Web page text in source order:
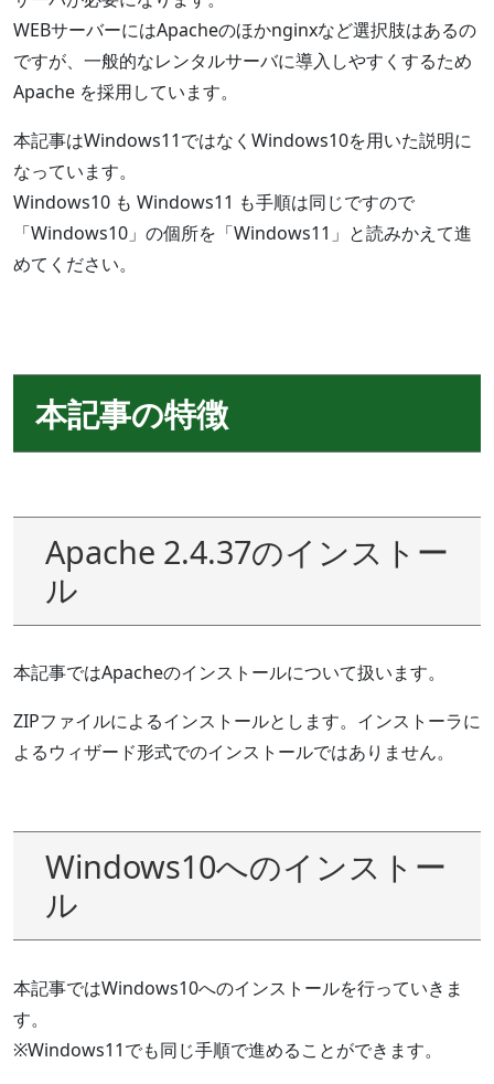
WEBサーバーにはApacheのほかnginxなど選択肢はあるの
ですが、一般的なレンタルサーバに導入しやすくするため
Apache を採用しています。
本記事はWindows11ではなくWindows10を用いた説明に
なっています。
Windows10 も Windows11 も手順は同じですので
「Windows10」の個所を「Windows11」と読みかえて進
めてください。
本記事の特徴
Apache 2.4.37のインストー
ル
本記事ではApacheのインストールについて扱います。
ZIPファイルによるインストールとします。インストーラに
よるウィザード形式でのインストールではありません。
Windows10へのインストー
ル
本記事ではWindows10へのインストールを行っていきま
す。
※Windows11でも同じ手順で進めることができます。